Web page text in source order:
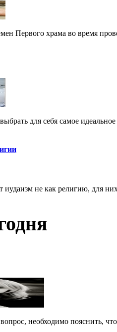
Первого храма во время
для себя самое
не как религию, для
необходимо пояснить,